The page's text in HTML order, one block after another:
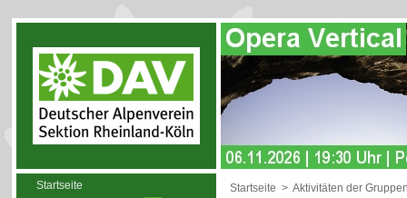
Startseite
Startseite > Aktivitäten der